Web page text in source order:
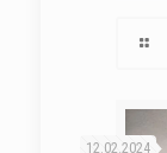
12.02.2024